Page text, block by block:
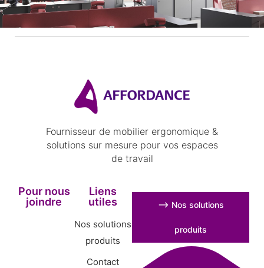
Fournisseur de mobilier ergonomique &
solutions sur mesure pour vos espaces
de travail
Pour nous
joindre
Liens
utiles
Nos solutions
produits
Contact
⟶ Nos solutions
produits